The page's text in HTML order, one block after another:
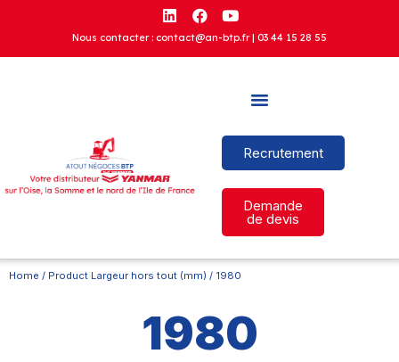
Nous contacter : contact@an-btp.fr | 03 44 15 28 55
Recrutement
Demande
de devis
Home / Product Largeur hors tout (mm) / 1980
1980